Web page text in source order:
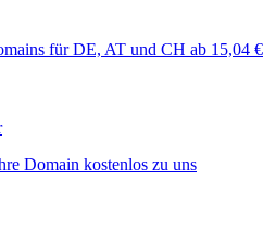
für DE, AT und CH ab 15,04 €
Domain kostenlos zu uns